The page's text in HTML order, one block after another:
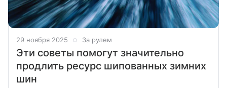
29 ноября 2025 За рулем
Эти советы помогут значительно
продлить ресурс шипованных зимних
шин